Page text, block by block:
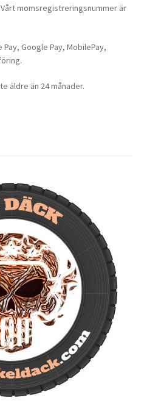
momsregistreringsnummer är
Google Pay, MobilePay,
äldre än 24 månader.